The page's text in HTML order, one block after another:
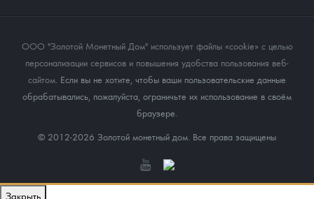
ООО "Золотой Монетный Дом" использует файлы «cookie» с целью
персонализации сервисов и повышения удобства пользования веб-
сайтом. Если вы не хотите, чтобы ваши пользовательские данные
обрабатывались, пожалуйста, ограничьте их использование в своём
браузере.
© 2012-2026 Золотой монетный дом. Все права защищены
Закрыть